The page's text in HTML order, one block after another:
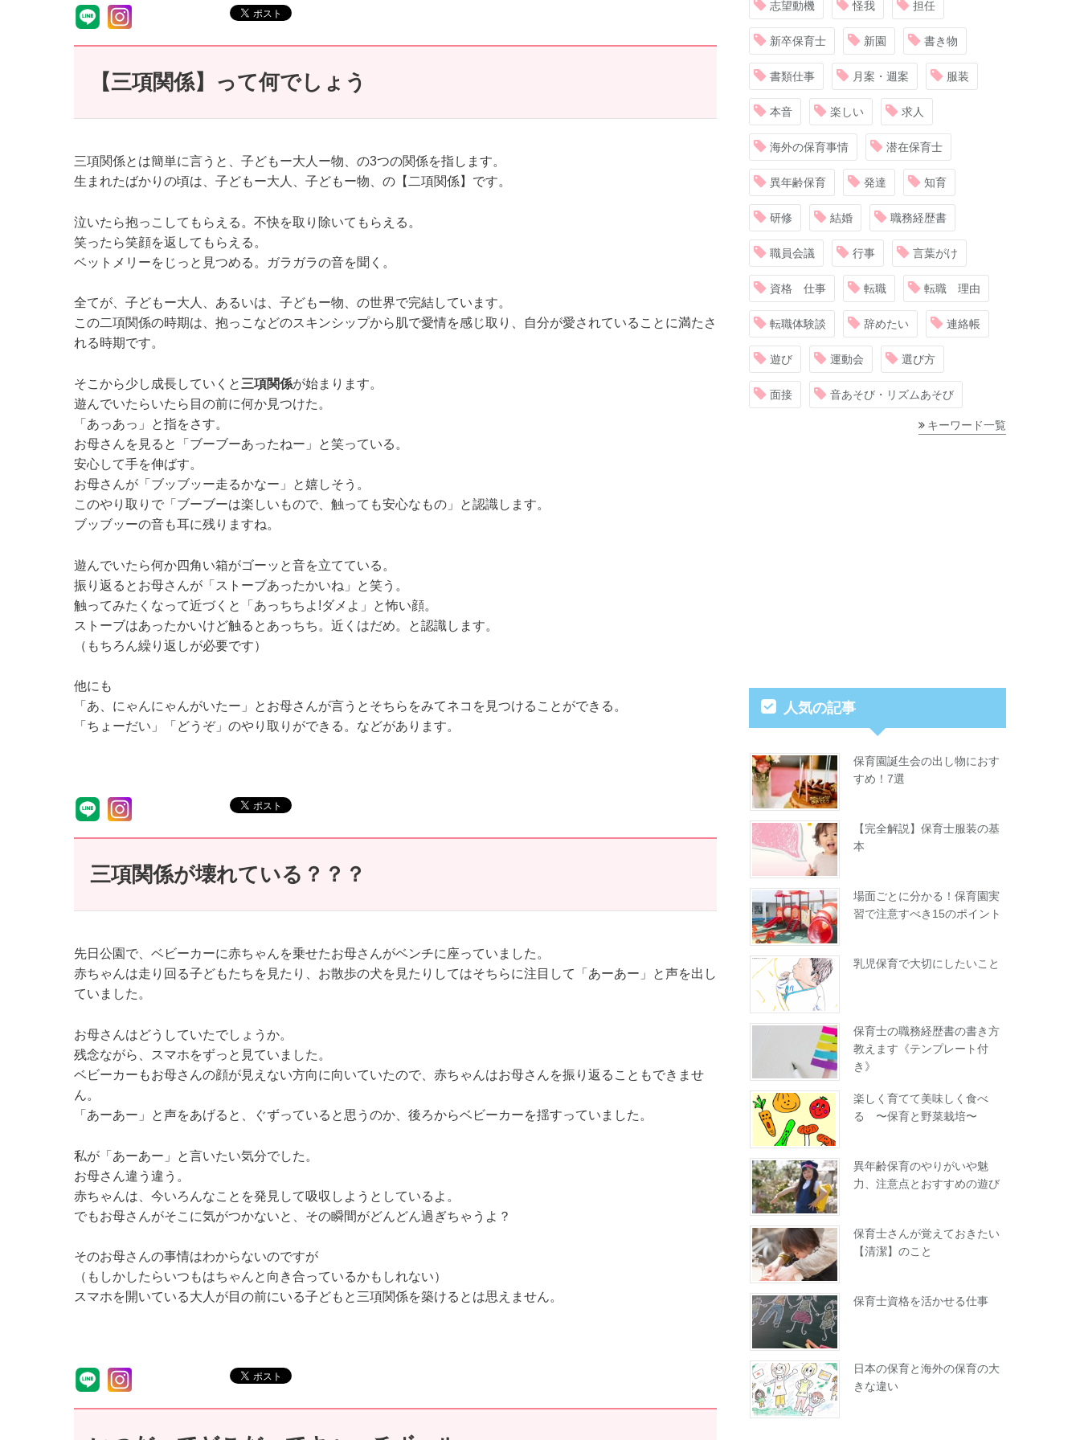
【三項関係】って何でしょう
三項関係とは簡単に言うと、子どもー大人ー物、の3つの関係を指します。
生まれたばかりの頃は、子どもー大人、子どもー物、の【二項関係】です。
泣いたら抱っこしてもらえる。不快を取り除いてもらえる。
笑ったら笑顔を返してもらえる。
ベットメリーをじっと見つめる。ガラガラの音を聞く。
全てが、子どもー大人、あるいは、子どもー物、の世界で完結しています。
この二項関係の時期は、抱っこなどのスキンシップから肌で愛情を感じ取り、自分が愛されていることに満たさ
れる時期です。
そこから少し成長していくと 三項関係が始まります。
遊んでいたらいたら目の前に何か見つけた。
「あっあっ」と指をさす。
お母さんを見ると「ブーブーあったねー」と笑っている。
安心して手を伸ばす。
お母さんが「ブッブッー走るかなー」と嬉しそう。
このやり取りで「ブーブーは楽しいもので、触っても安心なもの」と認識します。
ブッブッーの音も耳に残りますね。
遊んでいたら何か四角い箱がゴーッと音を立てている。
振り返るとお母さんが「ストーブあったかいね」と笑う。
触ってみたくなって近づくと「あっちちよ!ダメよ」と怖い顔。
ストーブはあったかいけど触るとあっちち。近くはだめ。と認識します。
（もちろん繰り返しが必要です）
他にも
「あ、にゃんにゃんがいたー」とお母さんが言うとそちらをみてネコを見つけることができる。
「ちょーだい」「どうぞ」のやり取りができる。などがあります。
三項関係が壊れている？？？
先日公園で、ベビーカーに赤ちゃんを乗せたお母さんがベンチに座っていました。
赤ちゃんは走り回る子どもたちを見たり、お散歩の犬を見たりしてはそちらに注目して「あーあー」と声を出し
ていました。
お母さんはどうしていたでしょうか。
残念ながら、スマホをずっと見ていました。
ベビーカーもお母さんの顔が見えない方向に向いていたので、赤ちゃんはお母さんを振り返ることもできませ
ん。
「あーあー」と声をあげると、ぐずっていると思うのか、後ろからベビーカーを揺すっていました。
私が「あーあー」と言いたい気分でした。
お母さん違う違う。
赤ちゃんは、今いろんなことを発見して吸収しようとしているよ。
でもお母さんがそこに気がつかないと、その瞬間がどんどん過ぎちゃうよ？
そのお母さんの事情はわからないのですが
（もしかしたらいつもはちゃんと向き合っているかもしれない）
スマホを開いている大人が目の前にいる子どもと三項関係を築けるとは思えません。
志望動機 怪我 担任
新卒保育士 新園 書き物
書類仕事 月案・週案 服装
本音 楽しい 求人
海外の保育事情 潜在保育士
異年齢保育 発達 知育
研修 結婚 職務経歴書
職員会議 行事 言葉がけ
資格 仕事 転職 転職 理由
転職体験談 辞めたい 連絡帳
遊び 運動会 選び方
面接 音あそび・リズムあそび
キーワード一覧
人気の記事
保育園誕生会の出し物におす
すめ！7選
【完全解説】保育士服装の基
本
場面ごとに分かる！保育園実
習で注意すべき15のポイント
乳児保育で大切にしたいこと
保育士の職務経歴書の書き方
教えます《テンプレート付
き》
楽しく育てて美味しく食べ
る 〜保育と野菜栽培〜
異年齢保育のやりがいや魅
力、注意点とおすすめの遊び
保育士さんが覚えておきたい
【清潔】のこと
保育士資格を活かせる仕事
日本の保育と海外の保育の大
きな違い